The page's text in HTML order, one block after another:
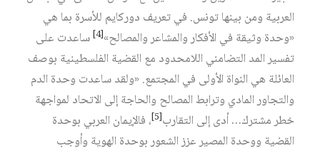
العربية ومن بينها تونس. في تعريف دوركايم للأسرة بما هي
«وحدة وثيقة في الأفكار والمشاعر والمصالح»[4]
ساعدت على
تفسير المد التضامني اللامحدود مع القضية الفلسطينية بوصف
العائلة هي النواة الأولى في المجتمع. «ولقد ساعدت وحدة الدم
والتجاور المادي وترابط المصالح والحاجة إلى الاتحاد لمواجهة
خطر مشترك… أدى إلى التقارب[5] ، فالإيمان العربي بوحدة
القضية ووحدة المصير عزز الشعور بوحدة الهوية وأوجب